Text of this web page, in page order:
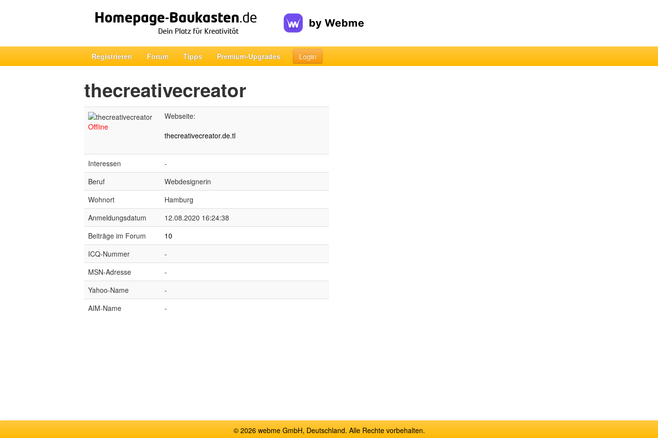
Registrieren Forum Tipps Premium-Upgrades Login
thecreativecreator
Offline
Webseite:
thecreativecreator.de.tl
Interessen
-
Beruf
Webdesignerin
Wohnort
Hamburg
Anmeldungsdatum
12.08.2020 16:24:38
Beiträge im Forum
10
ICQ-Nummer
-
MSN-Adresse
-
Yahoo-Name
-
AIM-Name
-
© 2026 webme GmbH, Deutschland. Alle Rechte vorbehalten.